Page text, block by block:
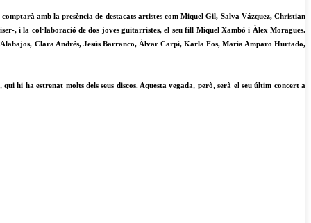
amb la presència de destacats artistes com Miquel Gil, Salva Vázquez, Christian
, i la col·laboració de dos joves guitarristes, el seu fill Miquel Xambó i Àlex Moragues.
Clara Andrés, Jesús Barranco, Àlvar Carpi, Karla Fos, Maria Amparo Hurtado,
hi ha estrenat molts dels seus discos. Aquesta vegada, però, serà el seu últim concert a